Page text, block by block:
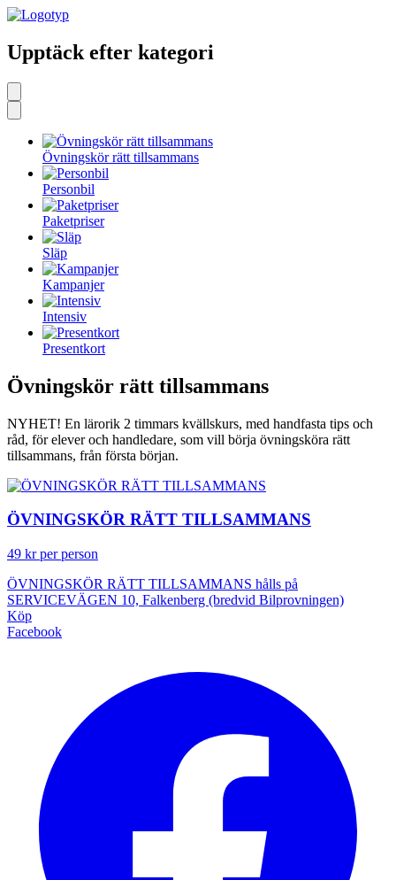
Upptäck efter kategori
Övningskör rätt tillsammans
Personbil
Paketpriser
Släp
Kampanjer
Intensiv
Presentkort
Övningskör rätt tillsammans
NYHET! En lärorik 2 timmars kvällskurs, med handfasta tips och
råd, för elever och handledare, som vill börja övningsköra rätt
tillsammans, från första början.
ÖVNINGSKÖR RÄTT TILLSAMMANS
49 kr per person
ÖVNINGSKÖR RÄTT TILLSAMMANS hålls på
SERVICEVÄGEN 10, Falkenberg (bredvid Bilprovningen)
Köp
Facebook